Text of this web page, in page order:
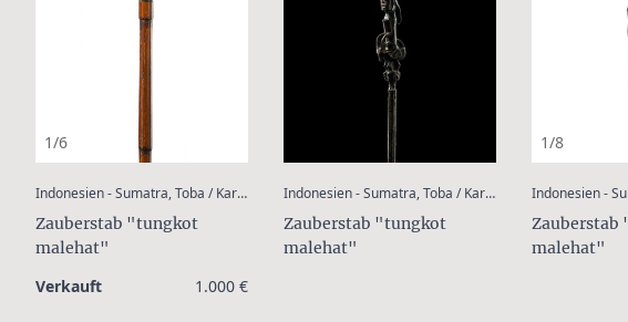
1/6
Indonesien - Sumatra, Toba / Karo - Batak :
Zauberstab "tungkot
malehat"
Verkauft 1.000 €
Indonesien - Sumatra, Toba / Karo- Batak :
Zauberstab "tungkot
malehat"
1/8
malehat"